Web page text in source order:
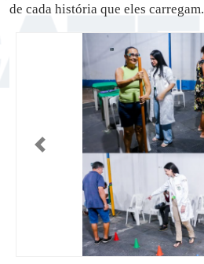
de cada história que eles carregam.